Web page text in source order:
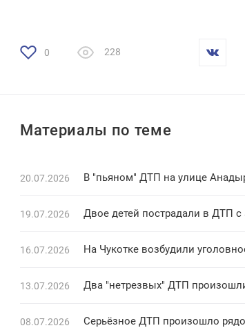
0 228
Материалы по теме
20.07.2026 В "пьяном" ДТП на улице
19.07.2026 Двое детей пострадали в ДТП
16.07.2026 На Чукотке возбудили
13.07.2026 Два "нетрезвых" ДТП
08.07.2026 Серьёзное ДТП произошло